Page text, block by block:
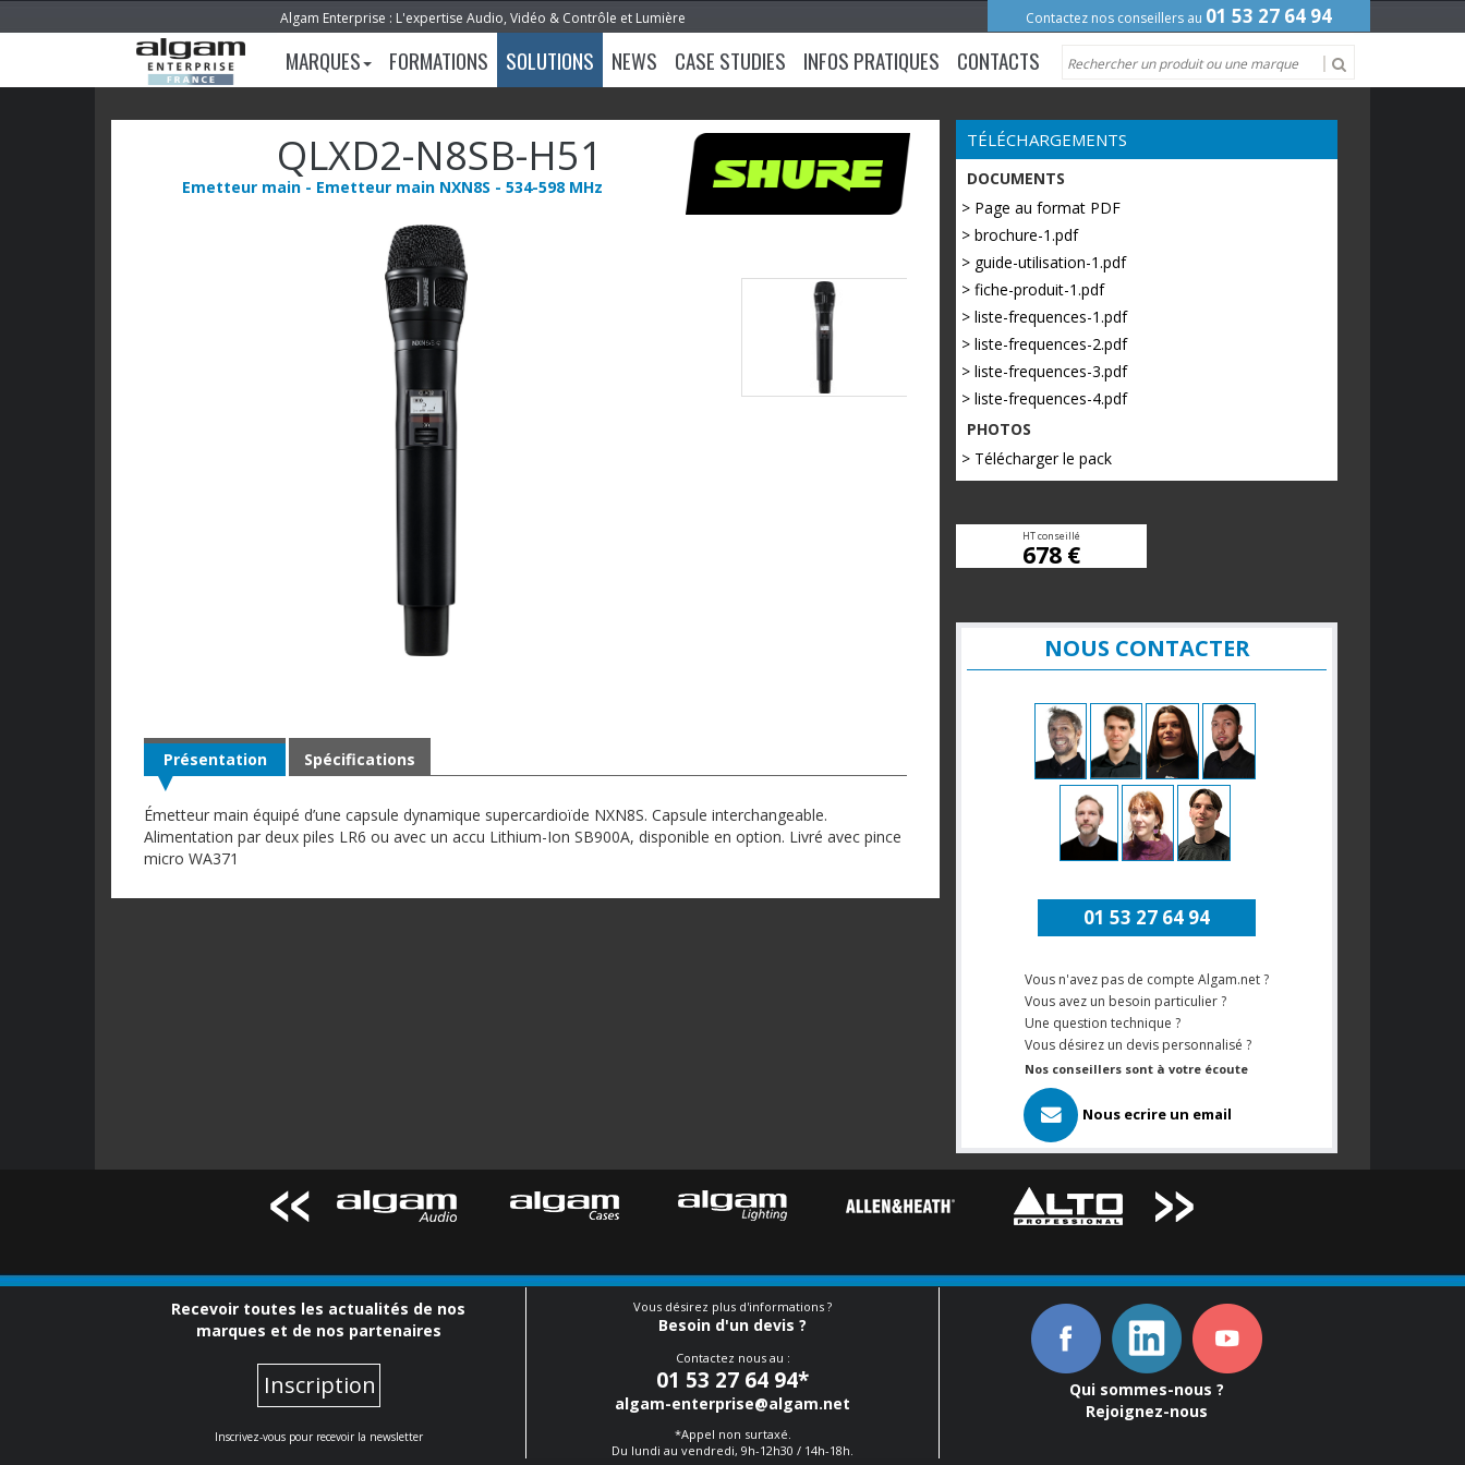
Algam Enterprise : L'expertise Audio, Vidéo & Contrôle et Lumière Contactez nos conseillers au 01 53 27 64 94
MARQUES FORMATIONS SOLUTIONS NEWS CASE STUDIES INFOS PRATIQUES CONTACTS
QLXD2-N8SB-H51
Emetteur main - Emetteur main NXN8S - 534-598 MHz
Présentation
Émetteur main équipé d’une capsule dynamique supercardioïde NXN8S. Capsule interchangeable.
Alimentation par deux piles LR6 ou avec un accu Lithium-Ion SB900A, disponible en option. Livré avec pince
micro WA371
Spécifications
TÉLÉCHARGEMENTS
DOCUMENTS
> Page au format PDF
> brochure-1.pdf
> guide-utilisation-1.pdf
> fiche-produit-1.pdf
> liste-frequences-1.pdf
> liste-frequences-2.pdf
> liste-frequences-3.pdf
> liste-frequences-4.pdf
PHOTOS
> Télécharger le pack
HT conseillé
678 €
NOUS CONTACTER
01 53 27 64 94
Vous n'avez pas de compte Algam.net ?
Vous avez un besoin particulier ?
Une question technique ?
Vous désirez un devis personnalisé ?
Nos conseillers sont à votre écoute
Nous ecrire un email
Recevoir toutes les actualités de nos
marques et de nos partenaires
Inscription
Inscrivez-vous pour recevoir la newsletter
Vous désirez plus d'informations ?
Besoin d'un devis ?
Contactez nous au :
01 53 27 64 94*
algam-enterprise@algam.net
*Appel non surtaxé.
Du lundi au vendredi, 9h-12h30 / 14h-18h.
Qui sommes-nous ?
Rejoignez-nous